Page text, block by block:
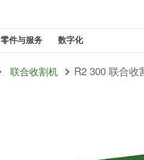
零件与服务 数字化
联合收割机 R2 300 联合收